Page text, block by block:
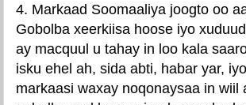
4. Markaad Soomaaliya joogto oo
Gobolba xeerkiisa hoose iyo
ay macquul u tahay in loo kala
isku ehel ah, sida abti, habar yar,
markaasi waxay noqonaysaa in